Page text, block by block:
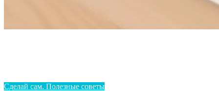
Сделай сам. Полезные советы